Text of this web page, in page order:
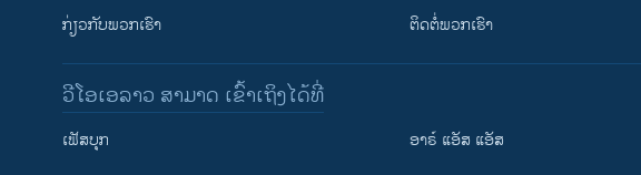
ກ່ຽວກັບພວກເຮົາ ຕິດຕໍ່ພວກເຮົາ
ວີໂອເອລາວ ສາມາດ ເຂົ້າເຖິງໄດ້ທີ່
ເຟັສບຸກ ອາຣ໌ ແອັສ ແອັສ